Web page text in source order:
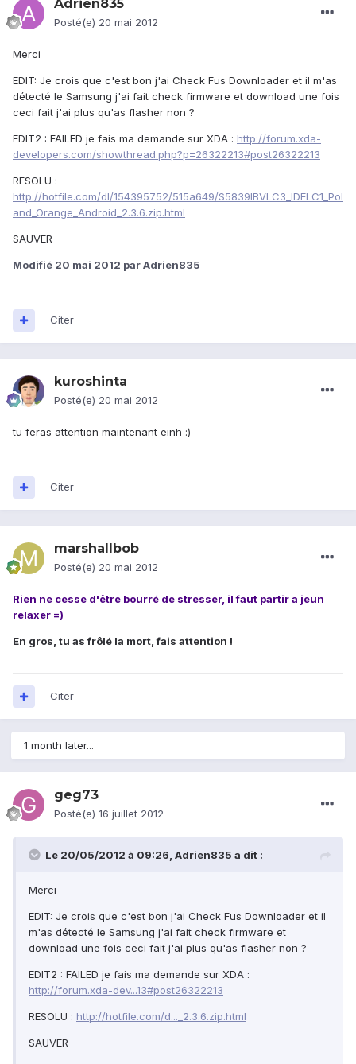
Adrien835
Posté(e) 20 mai 2012
Merci
EDIT: Je crois que c'est bon j'ai Check Fus Downloader et il m'as
détecté le Samsung j'ai fait check firmware et download une fois
ceci fait j'ai plus qu'as flasher non ?
EDIT2 : FAILED je fais ma demande sur XDA : http://forum.xda-
developers.com/showthread.php?p=26322213#post26322213
RESOLU :
http://hotfile.com/dl/154395752/515a649/S5839IBVLC3_IDELC1_Pol
and_Orange_Android_2.3.6.zip.html
SAUVER
Modifié 20 mai 2012 par Adrien835
Citer
kuroshinta
Posté(e) 20 mai 2012
tu feras attention maintenant einh :)
Citer
marshallbob
Posté(e) 20 mai 2012
Rien ne cessed'être bourré de stresser, il faut partira jeun
relaxer =)
En gros, tu as frôlé la mort, fais attention !
Citer
1 month later...
geg73
Posté(e) 16 juillet 2012
Le 20/05/2012 à 09:26, Adrien835 a dit :
Merci
EDIT: Je crois que c'est bon j'ai Check Fus Downloader et il
m'as détecté le Samsung j'ai fait check firmware et
download une fois ceci fait j'ai plus qu'as flasher non ?
EDIT2 : FAILED je fais ma demande sur XDA :
http://forum.xda-dev...13#post26322213
RESOLU : http://hotfile.com/d..._2.3.6.zip.html
SAUVER